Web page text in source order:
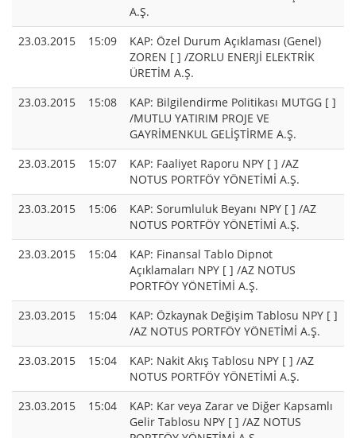
A.Ş.
23.03.2015
15:09
KAP: Özel Durum Açıklaması (Genel)
ZOREN [ ] /ZORLU ENERJİ ELEKTRİK
ÜRETİM A.Ş.
23.03.2015
15:08
KAP: Bilgilendirme Politikası MUTGG [ ]
/MUTLU YATIRIM PROJE VE
GAYRİMENKUL GELİŞTİRME A.Ş.
23.03.2015
15:07
KAP: Faaliyet Raporu NPY [ ] /AZ
NOTUS PORTFÖY YÖNETİMİ A.Ş.
23.03.2015
15:06
KAP: Sorumluluk Beyanı NPY [ ] /AZ
NOTUS PORTFÖY YÖNETİMİ A.Ş.
23.03.2015
15:04
KAP: Finansal Tablo Dipnot
Açıklamaları NPY [ ] /AZ NOTUS
PORTFÖY YÖNETİMİ A.Ş.
23.03.2015
15:04
KAP: Özkaynak Değişim Tablosu NPY [ ]
/AZ NOTUS PORTFÖY YÖNETİMİ A.Ş.
23.03.2015
15:04
KAP: Nakit Akış Tablosu NPY [ ] /AZ
NOTUS PORTFÖY YÖNETİMİ A.Ş.
23.03.2015
15:04
KAP: Kar veya Zarar ve Diğer Kapsamlı
Gelir Tablosu NPY [ ] /AZ NOTUS